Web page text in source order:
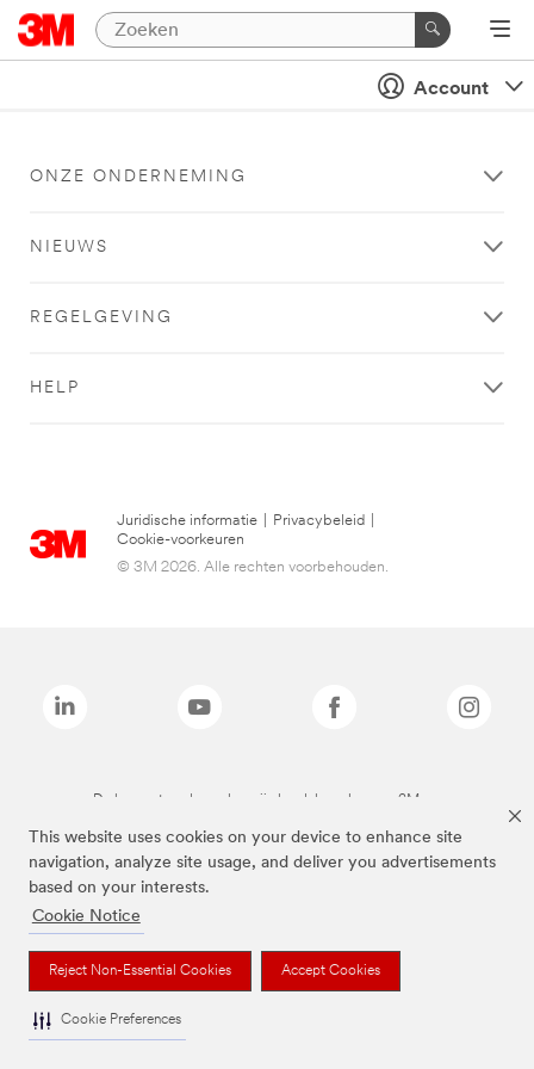
This website uses cookies on your device to enhance site
navigation, analyze site usage, and deliver you advertisements
based on your interests.
Cookie Notice
Reject Non-Essential Cookies Accept Cookies
Cookie Preferences
Account
ONZE ONDERNEMING
NIEUWS
REGELGEVING
HELP
Juridische informatie Privacybeleid
Cookie-voorkeuren
© 3M 2026. Alle rechten voorbehouden.
De bovenstaande merken zijn handelsmerken van 3M.we